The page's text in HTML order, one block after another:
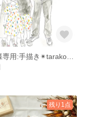
残り1点